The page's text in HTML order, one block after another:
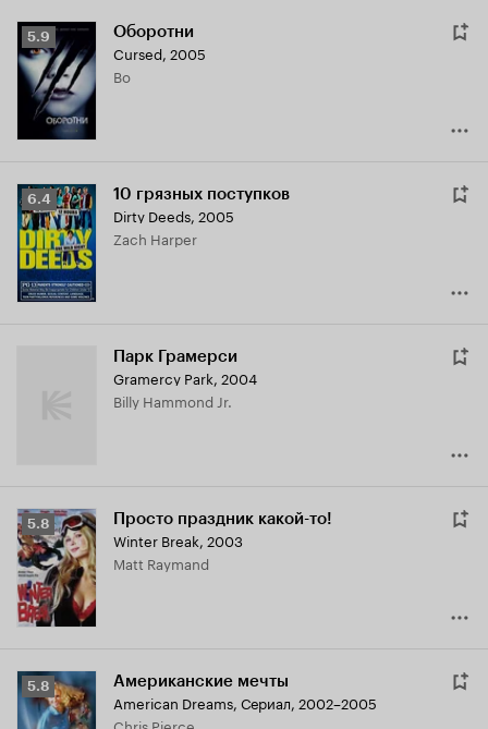
Рейтинг
Кинопоиска
5.9
5.9 Оборотни
Cursed, 2005
Bo
Рейтинг
Кинопоиска
6.4
6.4 10 грязных поступков
Dirty Deeds, 2005
Zach Harper
Парк Грамерси
Gramercy Park, 2004
Billy Hammond Jr.
Рейтинг
Кинопоиска
5.8
5.8 Просто праздник какой-то!
Winter Break, 2003
Matt Raymand
Рейтинг
Кинопоиска
5.8 Американские мечты
American Dreams, Сериал, 2002–2005